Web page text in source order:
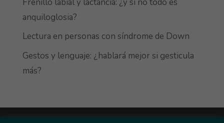
anquiloglosia?
Lectura en personas con síndrome de Down
Gestos y lenguaje: ¿hablará mejor si gesticula
más?